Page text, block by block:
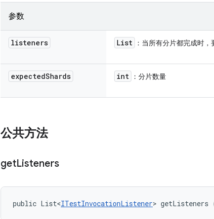
参数
listeners List ：当所有分片都完成时
expectedShards int ：分片数量
公共方法
getListeners
public List<ITestInvocationListener> getListeners